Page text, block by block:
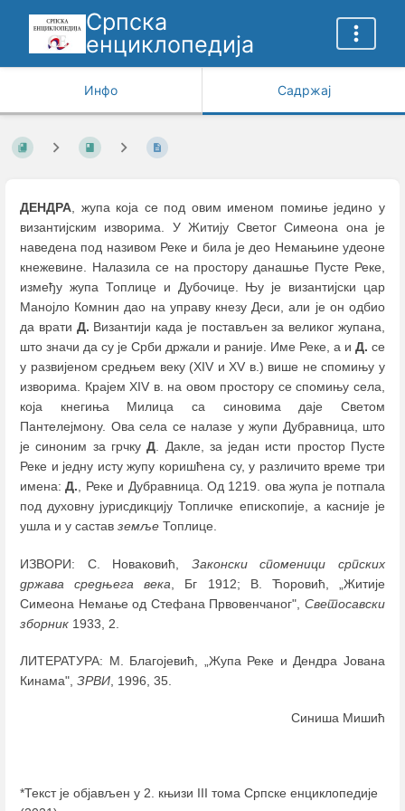
Српска
енциклопедија
Инфо Садржај
ДЕНДРА, жупа која се под овим именом помиње једино у
византијским изворима. У Житију Светог Симеона она је
наведена под називом Реке и била је део Немањине удеоне
кнежевине. Налазила се на простору данашње Пусте Реке,
између жупа Топлице и Дубочице. Њу је византијски цар
Манојло Комнин дао на управу кнезу Деси, али је он одбио
да врати Д. Византији када је постављен за великог жупана,
што значи да су је Срби држали и раније. Име Реке, а и Д. се
у развијеном средњем веку (XIV и XV в.) више не спомињу у
изворима. Крајем XIV в. на овом простору се спомињу села,
која кнегиња Милица са синовима даје Светом
Пантелејмону. Ова села се налазе у жупи Дубравница, што
је синоним за грчкуД. Дакле, за један исти простор Пусте
Реке и једну исту жупу коришћена су, у различито време три
имена:Д., Реке и Дубравница. Од 1219. ова жупа је потпала
под духовну јурисдикцију Топличке епископије, а касније је
ушла и у састав земље Топлице.
ИЗВОРИ: С. Новаковић, Законски споменици
српских
држава средњега века , Бг 1912; В. Ћоровић, „Житије
Симеона Немање од Стефана Првовенчаног", Светосавски
зборник 1933, 2.
ЛИТЕРАТУРА: М. Благојевић, „Жупа Реке и Дендра Јована
Кинама", ЗРВИ , 1996, 35.
Синиша Мишић
*Текст је објављен у 2. књизи III тома Српске енциклопедије